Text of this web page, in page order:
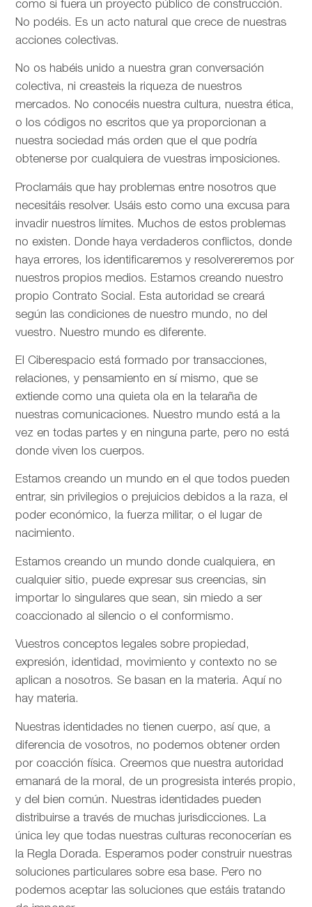
como si fuera un proyecto público de construcción.
No podéis. Es un acto natural que crece de nuestras
acciones colectivas.
No os habéis unido a nuestra gran conversación
colectiva, ni creasteis la riqueza de nuestros
mercados. No conocéis nuestra cultura, nuestra ética,
o los códigos no escritos que ya proporcionan a
nuestra sociedad más orden que el que podría
obtenerse por cualquiera de vuestras imposiciones.
Proclamáis que hay problemas entre nosotros que
necesitáis resolver. Usáis esto como una excusa para
invadir nuestros límites. Muchos de estos problemas
no existen. Donde haya verdaderos conflictos, donde
haya errores, los identificaremos y resolvereremos por
nuestros propios medios. Estamos creando nuestro
propio Contrato Social. Esta autoridad se creará
según las condiciones de nuestro mundo, no del
vuestro. Nuestro mundo es diferente.
El Ciberespacio está formado por transacciones,
relaciones, y pensamiento en sí mismo, que se
extiende como una quieta ola en la telaraña de
nuestras comunicaciones. Nuestro mundo está a la
vez en todas partes y en ninguna parte, pero no está
donde viven los cuerpos.
Estamos creando un mundo en el que todos pueden
entrar, sin privilegios o prejuicios debidos a la raza, el
poder económico, la fuerza militar, o el lugar de
nacimiento.
Estamos creando un mundo donde cualquiera, en
cualquier sitio, puede expresar sus creencias, sin
importar lo singulares que sean, sin miedo a ser
coaccionado al silencio o el conformismo.
Vuestros conceptos legales sobre propiedad,
expresión, identidad, movimiento y contexto no se
aplican a nosotros. Se basan en la materia. Aquí no
hay materia.
Nuestras identidades no tienen cuerpo, así que, a
diferencia de vosotros, no podemos obtener orden
por coacción física. Creemos que nuestra autoridad
emanará de la moral, de un progresista interés propio,
y del bien común. Nuestras identidades pueden
distribuirse a través de muchas jurisdicciones. La
única ley que todas nuestras culturas reconocerían es
la Regla Dorada. Esperamos poder construir nuestras
soluciones particulares sobre esa base. Pero no
podemos aceptar las soluciones que estáis tratando